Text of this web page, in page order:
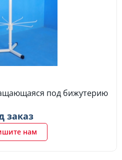
под бижутерию
заказ
нам